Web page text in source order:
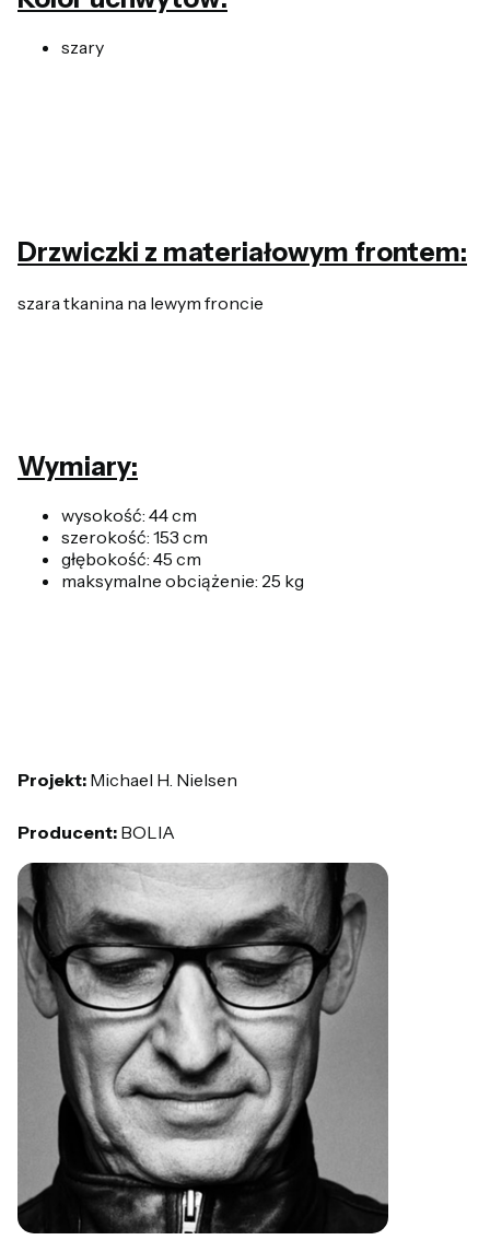
szary
Drzwiczki z materiałowym frontem:
szara tkanina na lewym froncie
Wymiary:
wysokość: 44 cm
szerokość: 153 cm
głębokość: 45 cm
maksymalne obciążenie: 25 kg
Projekt: Michael H. Nielsen
Producent: BOLIA